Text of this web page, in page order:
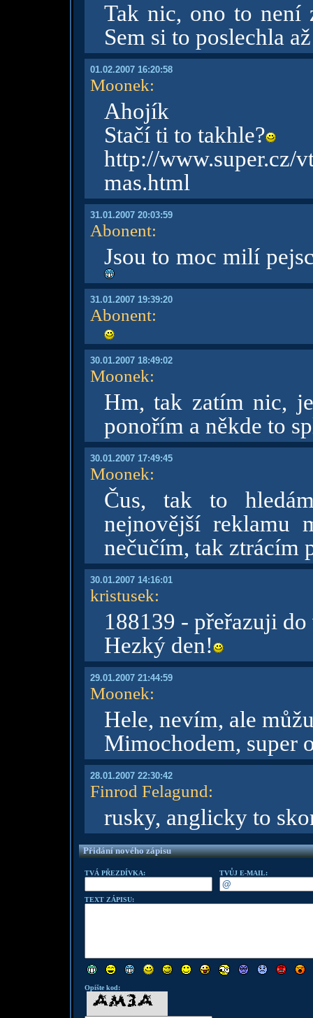
Tak nic, ono to není
Sem si to poslechla
01.02.2007 16:20:58
Moonek:
Ahojík
Stačí ti to takhle?
http://
mas.html
31.01.2007 20:03:59
Abonent:
Jsou to moc milí
31.01.2007 19:39:20
Abonent:
30.01.2007 18:49:02
Moonek:
Hm, tak zatím nic,
ponořím a někde to
30.01.2007 17:49:45
Moonek:
Čus, tak to
nejnovější reklamu
nečučím, tak ztrácím
30.01.2007 14:16:01
kristusek:
188139 - přeřazuji
Hezký den!
29.01.2007 21:44:59
Moonek:
Hele, nevím, ale
Mimochodem, super
28.01.2007 22:30:42
Finrod Felagund:
rusky, anglicky to
Přidání nového zápisu
TVÁ PŘEZDÍVKA: TVŮJ E-MAIL:
TEXT ZÁPISU:
Opište kod: